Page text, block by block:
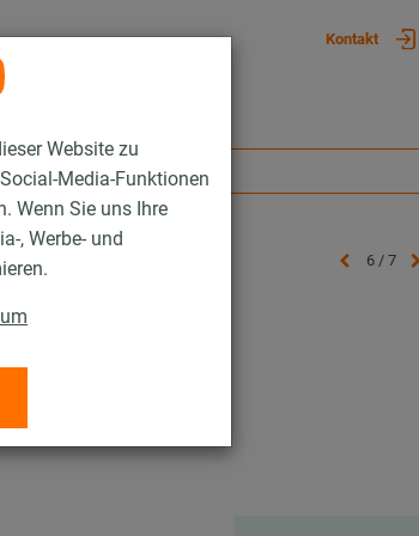
Website zu
Media-Funktionen
Wenn Sie uns Ihre
, Werbe- und
Kontakt
6 / 7